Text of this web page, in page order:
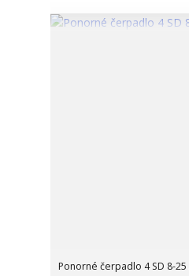
Ponorné čerpadlo 4 SD 8-25